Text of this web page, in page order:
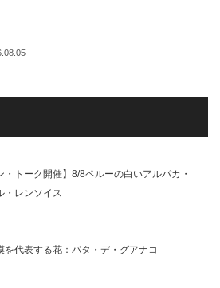
・トーク開催】8/8ペルーの白いアルパカ・
・レンソイス
を代表する花：パタ・デ・グアナコ